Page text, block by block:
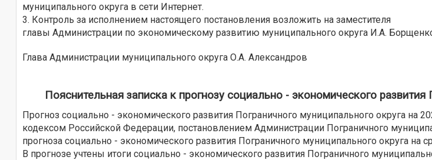
муниципального округа в сети Интернет.
3. Контроль за исполнением настоящего постановления возложить на заместителя
главы Администрации по экономическому развитию муниципального округа И.А.
Глава Администрации муниципального округа О.А. Александров
Пояснительная записка к прогнозу социально - экономического
Прогноз социально - экономического развития Пограничного муниципального округа на
кодексом Российской Федерации, постановлением Администрации Пограничного
прогноза социально - экономического развития Пограничного муниципального округа на
В прогнозе учтены итоги социально - экономического развития Пограничного